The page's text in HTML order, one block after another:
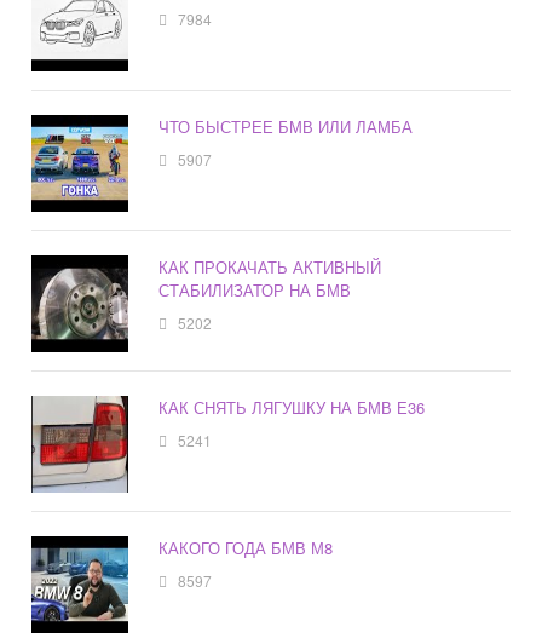
7984
ЧТО БЫСТРЕЕ БМВ ИЛИ ЛАМБА
5907
КАК ПРОКАЧАТЬ АКТИВНЫЙ
СТАБИЛИЗАТОР НА БМВ
5202
КАК СНЯТЬ ЛЯГУШКУ НА БМВ Е36
5241
КАКОГО ГОДА БМВ М8
8597